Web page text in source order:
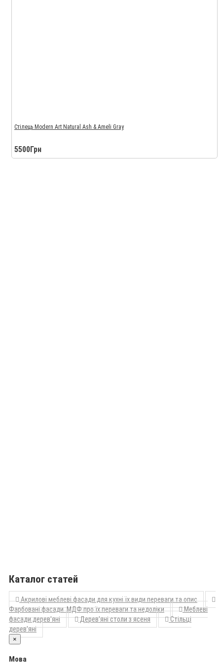
Стілець Modern Art Natural Ash & Ameli Gray
5500Грн
Каталог статей
Акрилові меблеві фасади для кухні їх види переваги та опис
Фарбовані фасади МДФ про їх переваги та недоліки
Меблеві
фасади дерев'яні
Дерев'яні столи з ясеня
Стільці
дерев'яні
×
Мова